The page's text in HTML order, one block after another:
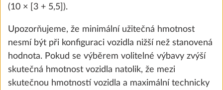
Vodní čerpadlo s přídavným spínačem
1 700 Kč
Přidat
(10 × [3 + 5,5]).
Upozorňujeme, že minimální užitečná hmotnost
nesmí být při konfiguraci vozidla nižší než stanovená
hodnota. Pokud se výběrem volitelné výbavy zvýší
skutečná hmotnost vozidla natolik, že mezi
skutečnou hmotností vozidla a maximální technicky